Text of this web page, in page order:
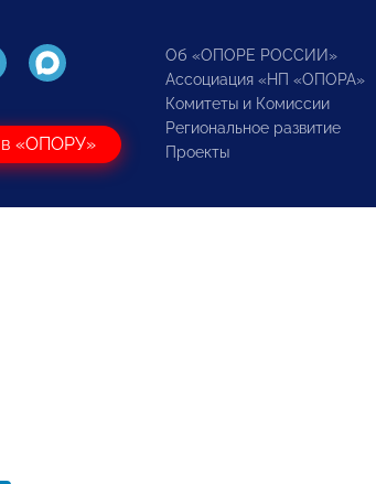
в «ОПОРУ»
Об «ОПОРЕ РОССИИ»
Ассоциация «НП «ОПОРА»
Комитеты и Комиссии
Региональное развитие
Проекты